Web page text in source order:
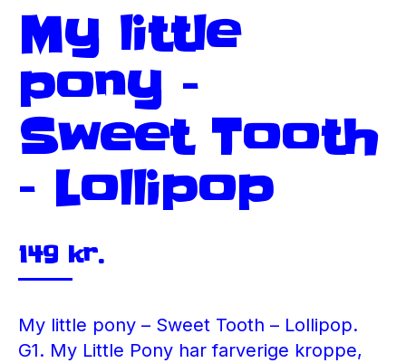
My little
pony –
Sweet Tooth
– Lollipop
149 kr.
My little pony – Sweet Tooth – Lollipop.
G1. My Little Pony har farverige kroppe,